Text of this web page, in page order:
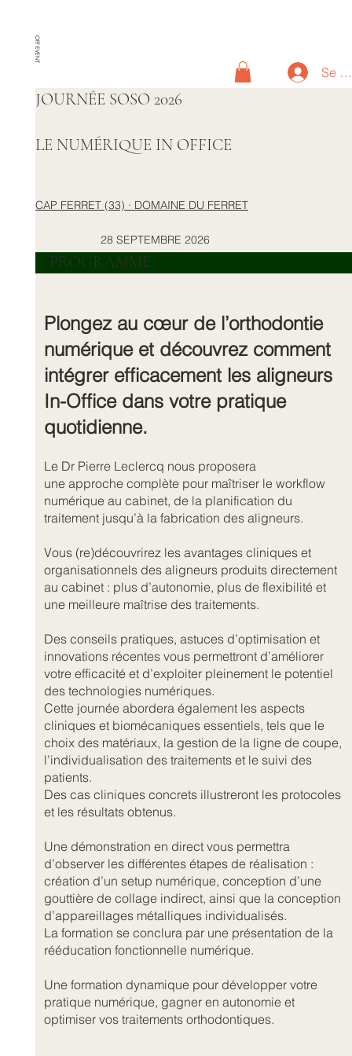
OFF EVENT
Se
JOURNÉE SOSO 2026
LE NUMÉRIQUE IN OFFICE
CAP FERRET (33) · DOMAINE DU FERRET
28 SEPTEMBRE 2026
PROGRAMME
Plongez au cœur de l’orthodontie
numérique et découvrez comment
intégrer efficacement les aligneurs
In-Office dans votre pratique
quotidienne.
Le Dr Pierre Leclercq nous proposera
une approche complète pour maîtriser le workflow
numérique au cabinet, de la planification du
traitement jusqu’à la fabrication des aligneurs.
Vous (re)découvrirez les avantages cliniques et
organisationnels des aligneurs produits directement
au cabinet : plus d’autonomie, plus de flexibilité et
une meilleure maîtrise des traitements.
Des conseils pratiques, astuces d’optimisation et
innovations récentes vous permettront d’améliorer
votre efficacité et d’exploiter pleinement le potentiel
des technologies numériques.
Cette journée abordera également les aspects
cliniques et biomécaniques essentiels, tels que le
choix des matériaux, la gestion de la ligne de coupe,
l’individualisation des traitements et le suivi des
patients.
Des cas cliniques concrets illustreront les protocoles
et les résultats obtenus.
Une démonstration en direct vous permettra
d’observer les différentes étapes de réalisation :
création d’un setup numérique, conception d’une
gouttière de collage indirect, ainsi que la conception
d’appareillages métalliques individualisés.
La formation se conclura par une présentation de la
rééducation fonctionnelle numérique.
Une formation dynamique pour développer votre
pratique numérique, gagner en autonomie et
optimiser vos traitements orthodontiques.